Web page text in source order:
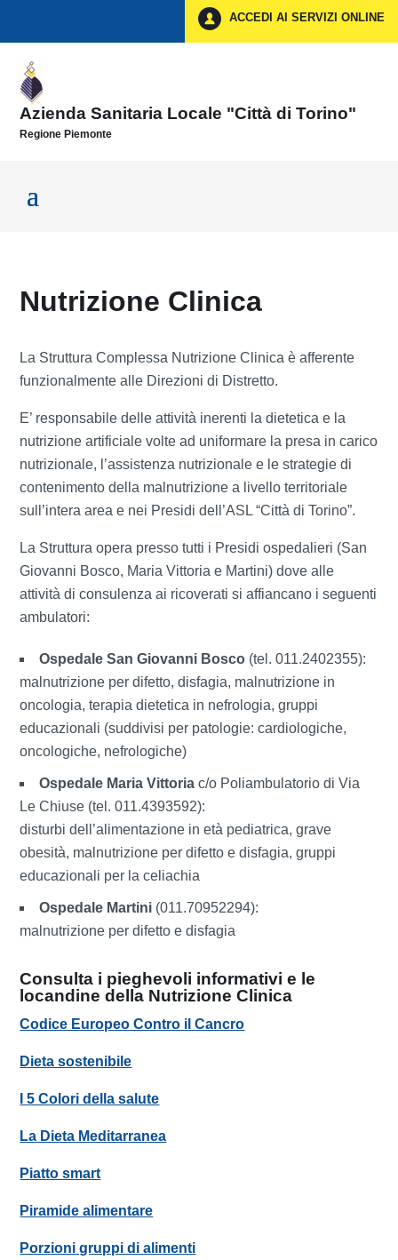
ACCEDI AI SERVIZI ONLINE
Azienda Sanitaria Locale "Città di Torino"
Regione Piemonte
Nutrizione Clinica
La Struttura Complessa Nutrizione Clinica è afferente
funzionalmente alle Direzioni di Distretto.
E’ responsabile delle attività inerenti la dietetica e la
nutrizione artificiale volte ad uniformare la presa in carico
nutrizionale, l’assistenza nutrizionale e le strategie di
contenimento della malnutrizione a livello territoriale
sull’intera area e nei Presidi dell’ASL “Città di Torino”.
La Struttura opera presso tutti i Presidi ospedalieri (San
Giovanni Bosco, Maria Vittoria e Martini) dove alle
attività di consulenza ai ricoverati si affiancano i seguenti
ambulatori:
Ospedale San Giovanni Bosco (tel. 011.2402355):
malnutrizione per difetto, disfagia, malnutrizione in
oncologia, terapia dietetica in nefrologia, gruppi
educazionali (suddivisi per patologie: cardiologiche,
oncologiche, nefrologiche)
Ospedale Maria Vittoria c/o Poliambulatorio di Via
Le Chiuse (tel. 011.4393592):
disturbi dell’alimentazione in età pediatrica, grave
obesità, malnutrizione per difetto e disfagia, gruppi
educazionali per la celiachia
Ospedale Martini (011.70952294):
malnutrizione per difetto e disfagia
Consulta i pieghevoli informativi e le
locandine della Nutrizione Clinica
Codice Europeo Contro il Cancro
Dieta sostenibile
I 5 Colori della salute
La Dieta Meditarranea
Piatto smart
Piramide alimentare
Porzioni gruppi di alimenti